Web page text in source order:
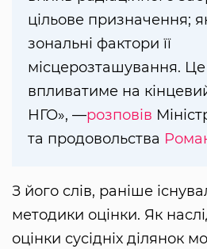
цільове призначення;
зональні фактори її
місцерозташування. Це
впливатиме на
НГО», —розповів
та продовольства
З його слів, раніше
методики оцінки. Як
оцінки сусідніх ділянок